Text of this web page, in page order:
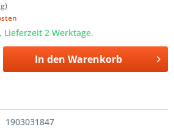
2 Werktage.
In den Warenkorb
1903031847